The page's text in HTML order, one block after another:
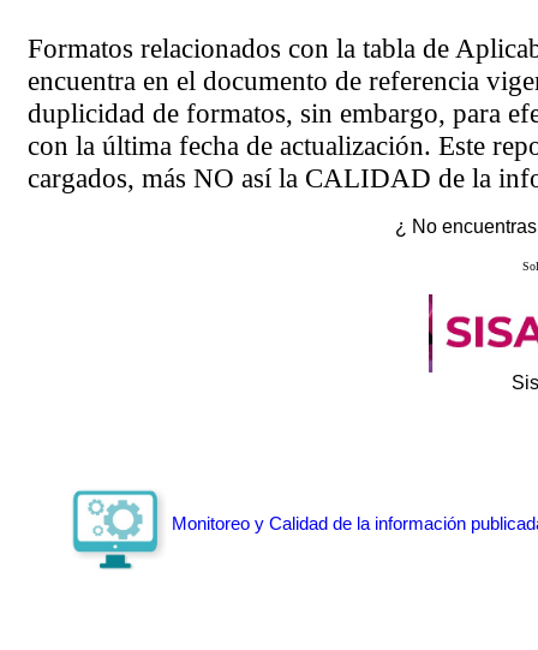
Formatos relacionados con la tabla de
encuentra en el documento de referencia
duplicidad de formatos, sin embargo, para
con la última fecha de actualización. Este
cargados, más NO así la CALIDAD de la
¿ No
Monitoreo y Calidad de la información